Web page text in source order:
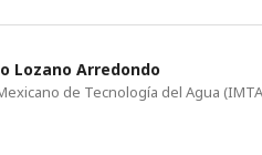
Lozano Arredondo
de Tecnología del Agua